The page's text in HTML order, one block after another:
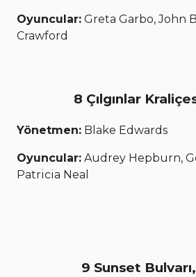
Oyuncular: Greta Garbo, John
Crawford
8 Çılgınlar
Yönetmen: Blake Edwards
Oyuncular: Audrey Hepburn,
Patricia Neal
9 Sunset